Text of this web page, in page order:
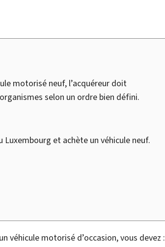
motorisé neuf, l’acquéreur doit
selon un ordre bien défini.
Luxembourg et achète un véhicule neuf.
véhicule motorisé d’occasion, vous devez :